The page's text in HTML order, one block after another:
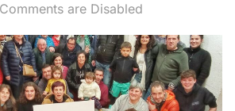
Comments are Disabled